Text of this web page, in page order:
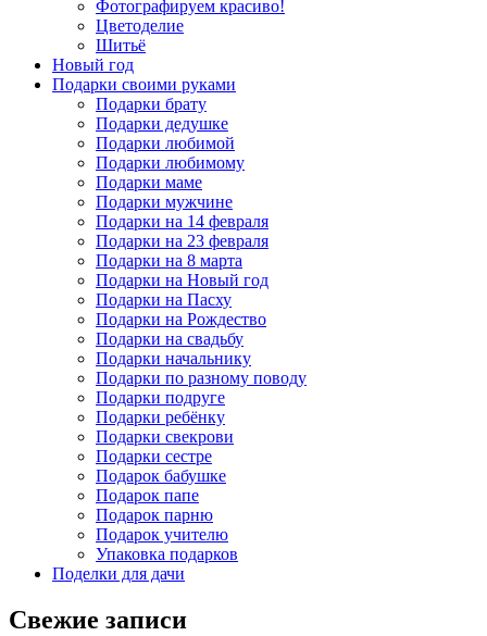
Фотографируем красиво!
Цветоделие
Шитьё
Новый год
Подарки своими руками
Подарки брату
Подарки дедушке
Подарки любимой
Подарки любимому
Подарки маме
Подарки мужчине
Подарки на 14 февраля
Подарки на 23 февраля
Подарки на 8 марта
Подарки на Новый год
Подарки на Пасху
Подарки на Рождество
Подарки на свадьбу
Подарки начальнику
Подарки по разному поводу
Подарки подруге
Подарки ребёнку
Подарки свекрови
Подарки сестре
Подарок бабушке
Подарок папе
Подарок парню
Подарок учителю
Упаковка подарков
Поделки для дачи
Свежие записи